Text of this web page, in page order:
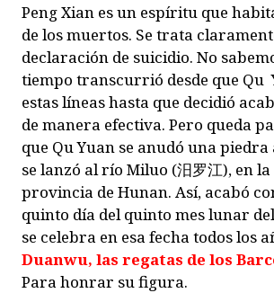
Peng Xian es un espíritu que
de los muertos. Se trata
declaración de suicidio. No
tiempo transcurrió desde que Qu
estas líneas hasta que decidió
de manera efectiva. Pero queda
que Qu Yuan se anudó una piedra
se lanzó al río Miluo (汨罗江), en
provincia de Hunan. Así, acabó
quinto día del quinto mes lunar del
se celebra en esa fecha todos los
Duanwu, las regatas de los
Para honrar su figura.